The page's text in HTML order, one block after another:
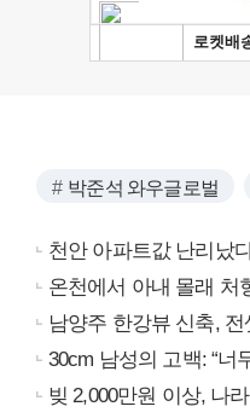
박준석 와우글로벌
천안 아파트값 난리났
온천에서 아내 몰래 처
남양주 한강뷰 신축,
30cm 남성의 고백: “너
빚 2,000만원 이상, 나